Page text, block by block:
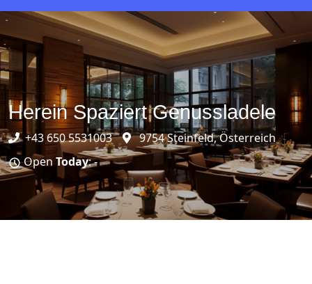
Herein Spaziert Genussladele
+43 650 5531003
9754 Steinfeld, Österreich
OpenToday: -